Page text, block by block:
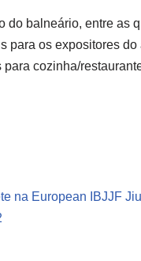
do balneário, entre as
para os expositores
para cozinha/
na European IBJJF